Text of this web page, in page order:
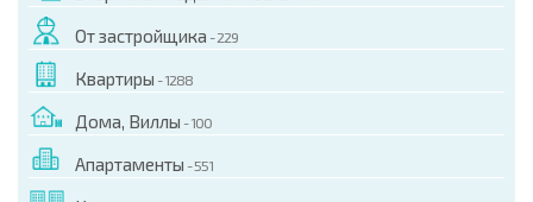
От застройщика - 229
Квартиры - 1288
Дома, Виллы - 100
Апартаменты - 551